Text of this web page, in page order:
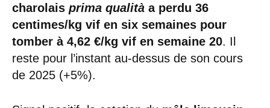
charolais prima qualità a perdu 36
centimes/kg vif en six semaines pour
tomber à 4,62 €/kg vif en semaine 20. Il
reste pour l’instant au-dessus de son cours
de 2025 (+5%).